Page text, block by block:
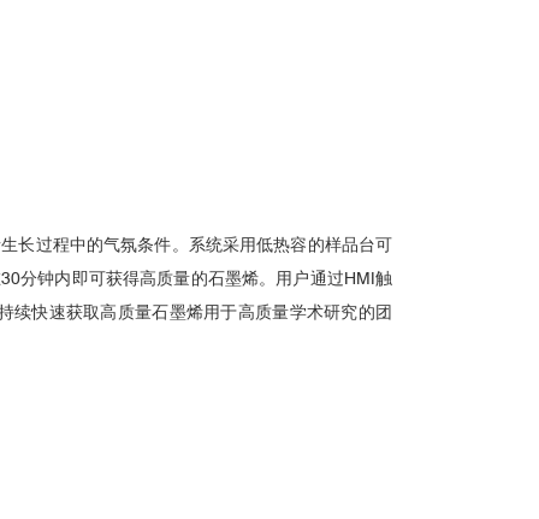
长过程中的气氛条件。系统采用低热容的样品台可
分钟内即可获得高质量的石墨烯。用户通过HMI触
续快速获取高质量石墨烯用于高质量学术研究的团